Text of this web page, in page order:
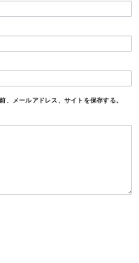
、メールアドレス、サイトを保存する。